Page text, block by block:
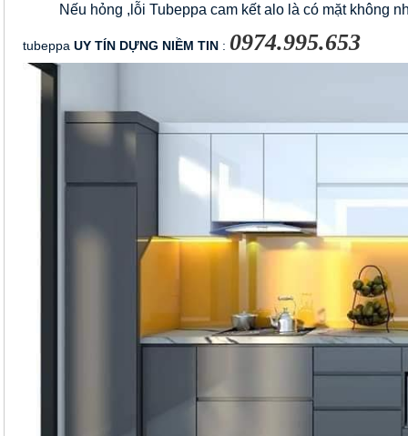
Nếu hỏng ,lỗi Tubeppa cam kết alo là có mặt không
tubeppa UY TÍN DỰNG NIỀM TIN : 0974.995.653